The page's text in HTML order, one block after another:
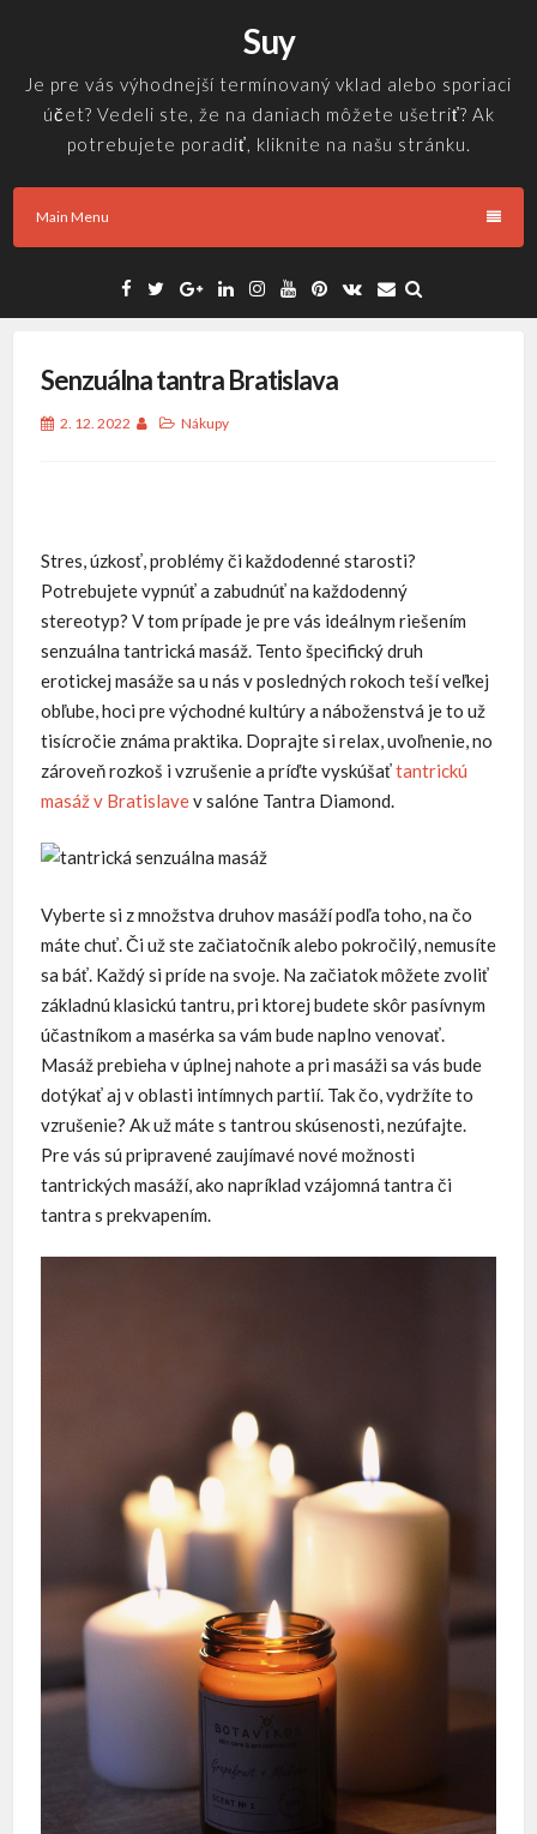
content
Suy
Je pre vás výhodnejší termínovaný vklad alebo sporiaci
účet? Vedeli ste, že na daniach môžete ušetriť? Ak
potrebujete poradiť, kliknite na našu stránku.
Main Menu
Facebook
TwitterGoogleLinkedinInstagramYouTube
Pinterest
VK Email
Senzuálna tantra Bratislava
2. 12. 2022 Nákupy
Stres, úzkosť, problémy či každodenné starosti?
Potrebujete vypnúť a zabudnúť na každodenný
stereotyp? V tom prípade je pre vás ideálnym riešením
senzuálna tantrická masáž. Tento špecifický druh
erotickej masáže sa u nás v posledných rokoch teší veľkej
obľube, hoci pre východné kultúry a náboženstvá je to už
tisícročie známa praktika. Doprajte si relax, uvoľnenie, no
zároveň rozkoš i vzrušenie a príďte vyskúšaťtantrickú
masáž v Bratislavev salóne Tantra Diamond.
Vyberte si z množstva druhov masáží podľa toho, na čo
máte chuť. Či už ste začiatočník alebo pokročilý, nemusíte
sa báť. Každý si príde na svoje. Na začiatok môžete zvoliť
základnú klasickú tantru, pri ktorej budete skôr pasívnym
účastníkom a masérka sa vám bude naplno venovať.
Masáž prebieha v úplnej nahote a pri masáži sa vás bude
dotýkať aj v oblasti intímnych partií. Tak čo, vydržíte to
vzrušenie? Ak už máte s tantrou skúsenosti, nezúfajte.
Pre vás sú pripravené zaujímavé nové možnosti
tantrických masáží, ako napríklad vzájomná tantra či
tantra s prekvapením.